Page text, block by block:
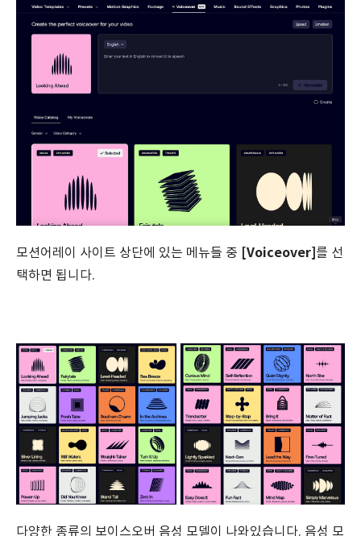
모션어레이 사이트 상단에 있는 메뉴들 중 [Voiceover] 를 선
택하면 됩니다.
다양한 종류의 보이스오버 음성 모델이 나와있습니다. 음성 모